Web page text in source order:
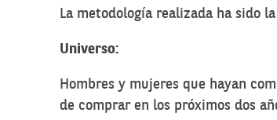
La metodología realizada ha sido
Universo:
Hombres y mujeres que hayan
de comprar en los próximos dos